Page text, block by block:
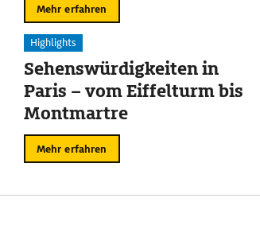
Mehr erfahren
Highlights
Sehenswürdigkeiten in
Paris – vom Eiffelturm bis
Montmartre
Mehr erfahren